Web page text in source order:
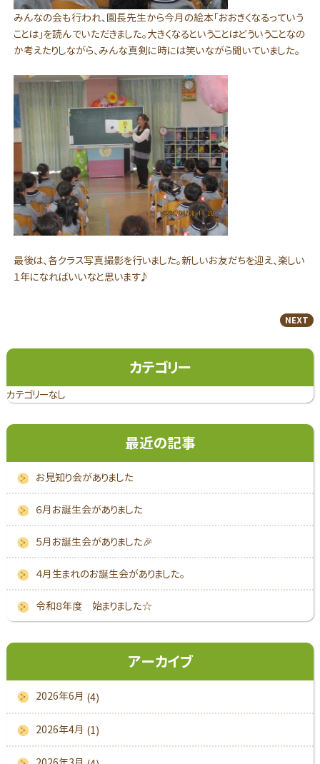
みんなの会も行われ、園長先生から今月の絵本「おおきくなるっていう
ことは」を読んでいただきました。大きくなるということはどういうことなの
か考えたりしながら、みんな真剣に時には笑いながら聞いていました。
最後は、各クラス写真撮影を行いました。新しいお友だちを迎え、楽しい
１年になればいいなと思います♪
NEXT
カテゴリー
カテゴリーなし
最近の記事
お見知り会がありました
６月お誕生会がありました
５月お誕生会がありました🎉
４月生まれのお誕生会がありました。
令和８年度 始まりました☆
アーカイブ
2026年6月 (4)
2026年4月 (1)